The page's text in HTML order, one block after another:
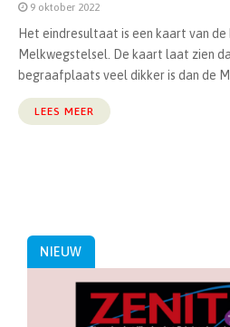
9 oktober 2022
Het eindresultaat is een kaart van
Melkwegstelsel. De kaart laat zien
begraafplaats veel dikker is dan de
LEES MEER
NIEUW